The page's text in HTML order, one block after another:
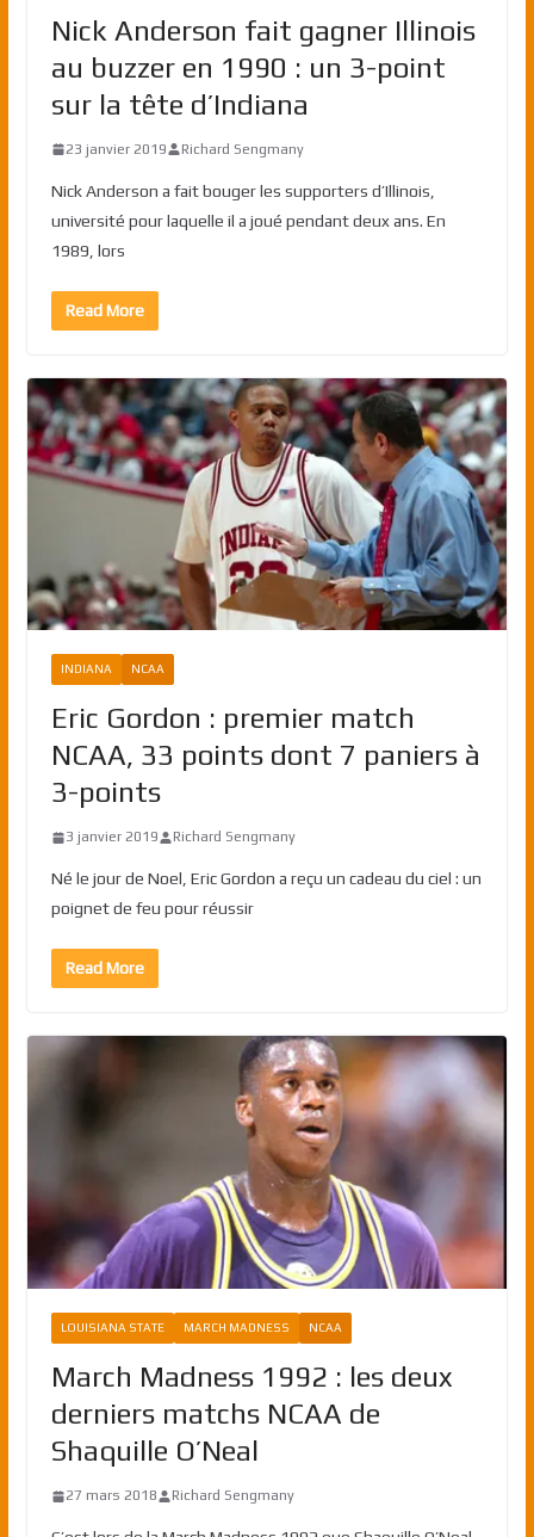
Nick Anderson fait gagner Illinois
au buzzer en 1990 : un 3-point
sur la tête d’Indiana
23 janvier 2019 Richard Sengmany
Nick Anderson a fait bouger les supporters d’Illinois,
université pour laquelle il a joué pendant deux ans. En
1989, lors
Read More
INDIANA NCAA
Eric Gordon : premier match
NCAA, 33 points dont 7 paniers à
3-points
3 janvier 2019 Richard Sengmany
Né le jour de Noel, Eric Gordon a reçu un cadeau du ciel : un
poignet de feu pour réussir
Read More
LOUISIANA STATE MARCH MADNESS NCAA
March Madness 1992 : les deux
derniers matchs NCAA de
Shaquille O’Neal
27 mars 2018 Richard Sengmany